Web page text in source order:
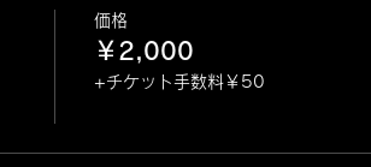
価格
￥2,000
+チケット手数料￥50